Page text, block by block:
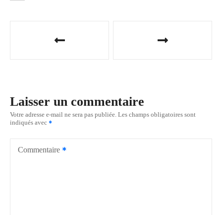
g
a
Laisser un commentaire
Votre adresse e-mail ne sera pas publiée. Les champs obligatoires sont
indiqués avec
Commentaire